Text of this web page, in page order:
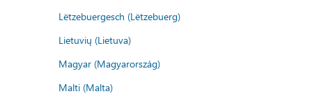
Lëtzebuergesch (Lëtzebuerg)
Lietuvių (Lietuva)
Magyar (Magyarország)
Malti (Malta)